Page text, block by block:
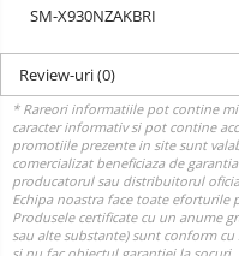
SM-X930NZAKBRI
Review-uri(0)